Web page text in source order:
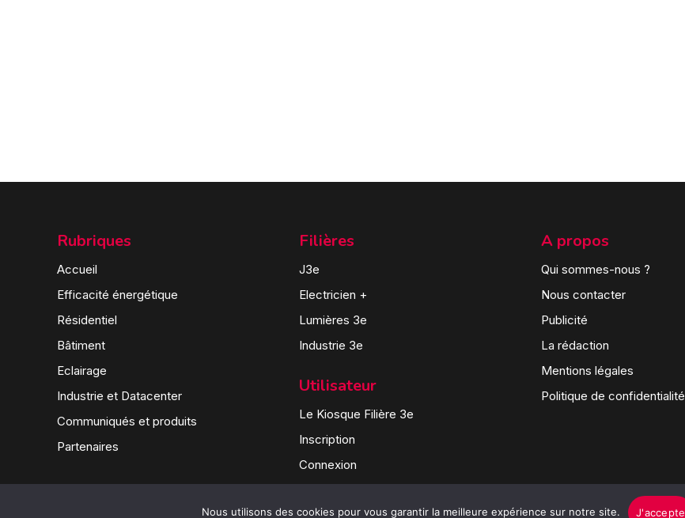
Rubriques
Accueil
Efficacité énergétique
Résidentiel
Bâtiment
Eclairage
Industrie et Datacenter
Communiqués et produits
Partenaires
Filières
J3e
Electricien +
Lumières 3e
Industrie 3e
Utilisateur
Le Kiosque Filière 3e
Inscription
Connexion
A propos
Qui sommes-nous ?
Nous contacter
Publicité
La rédaction
Mentions légales
Politique de confidentialité
Nous utilisons des cookies pour vous garantir la meilleure expérience sur notre site. J'accepte